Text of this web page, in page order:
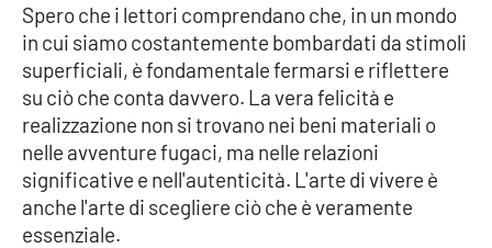
Spero che i lettori comprendano che, in un mondo
in cui siamo costantemente bombardati da stimoli
superficiali, è fondamentale fermarsi e riflettere
su ciò che conta davvero. La vera felicità e
realizzazione non si trovano nei beni materiali o
nelle avventure fugaci, ma nelle relazioni
significative e nell'autenticità. L'arte di vivere è
anche l'arte di scegliere ciò che è veramente
essenziale.